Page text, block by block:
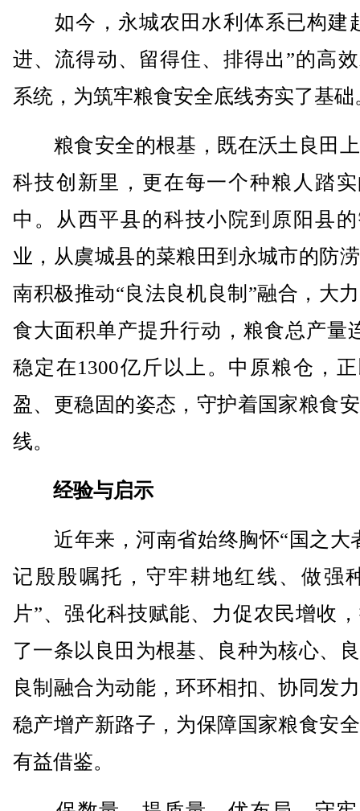
如今，永城农田水利体系已构建
进、流得动、留得住、排得出”的高
系统，为筑牢粮食安全底线夯实了基础
粮食安全的根基，既在沃土良田
科技创新里，更在每一个种粮人踏
中。从西平县的科技小院到原阳县
业，从虞城县的菜粮田到永城市的防
南积极推动“良法良机良制”融合，大
食大面积单产提升行动，粮食总产量
稳定在1300亿斤以上。中原粮仓，
盈、更稳固的姿态，守护着国家粮食
线。
经验与启示
近年来，河南省始终胸怀“国之大
记殷殷嘱托，守牢耕地红线、做强
片”、强化科技赋能、力促农民增收
了一条以良田为根基、良种为核心、
良制融合为动能，环环相扣、协同发
稳产增产新路子，为保障国家粮食安
有益借鉴。